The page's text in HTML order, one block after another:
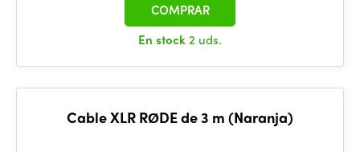
En stock2 uds.
COMPRAR
Cable XLR RØDE de 3 m (Naranja)